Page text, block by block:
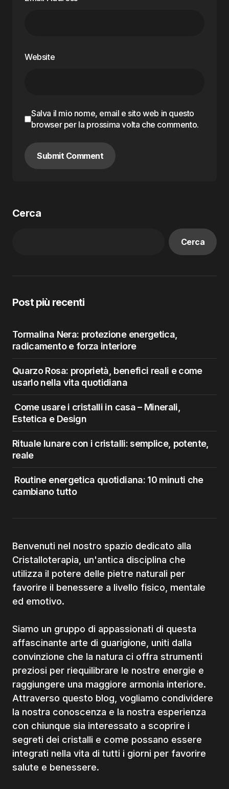
Website
Salva il mio nome, email e sito web in questo
browser per la prossima volta che commento.
Submit Comment
Cerca
Cerca
Post più recenti
Tormalina Nera: protezione energetica,
radicamento e forza interiore
Quarzo Rosa: proprietà, benefici reali e come
usarlo nella vita quotidiana
Come usare i cristalli in casa – Minerali,
Estetica e Design
Rituale lunare con i cristalli: semplice, potente,
reale
Routine energetica quotidiana: 10 minuti che
cambiano tutto
Benvenuti nel nostro spazio dedicato alla
Cristalloterapia, un'antica disciplina che
utilizza il potere delle pietre naturali per
favorire il benessere a livello fisico, mentale
ed emotivo.
Siamo un gruppo di appassionati di questa
affascinante arte di guarigione, uniti dalla
convinzione che la natura ci offra strumenti
preziosi per riequilibrare le nostre energie e
raggiungere una maggiore armonia interiore.
Attraverso questo blog, vogliamo condividere
la nostra conoscenza e la nostra esperienza
con chiunque sia interessato a scoprire i
segreti dei cristalli e come possano essere
integrati nella vita di tutti i giorni per favorire
salute e benessere.